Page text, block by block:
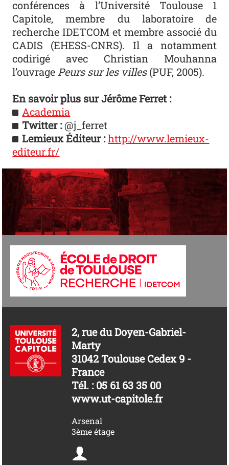
conférences à l’Université Toulouse 1
Capitole, membre du laboratoire de
recherche IDETCOM et membre associé du
CADIS (EHESS-CNRS). Il a notamment
codirigé avec Christian Mouhanna
l’ouvrage Peurs sur les villes(PUF, 2005).
En savoir plus sur Jérôme Ferret :
Academia
Twitter :@j_ferret
Lemieux Éditeur :http://www.lemieux-
editeur.fr/
2, rue du Doyen-Gabriel-
Marty
31042 Toulouse Cedex 9 -
France
Tél. : 05 61 63 35 00
www.ut-capitole.fr
Arsenal
3ème étage